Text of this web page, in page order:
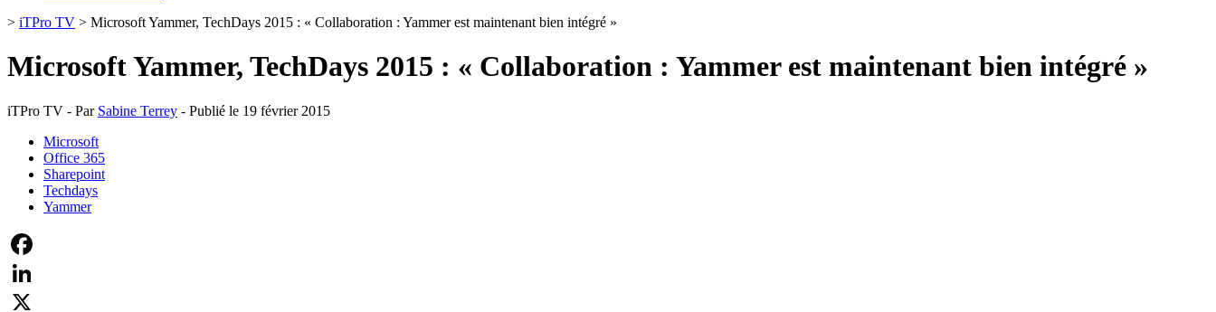
> iTPro TV > Microsoft Yammer, TechDays 2015 : « Collaboration : Yammer est maintenant bien intégré »
Microsoft Yammer, TechDays 2015 : « Collaboration : Yammer est maintenant bien intégré »
iTPro TV - Par Sabine Terrey - Publié le 19 février 2015
Microsoft
Office 365
Sharepoint
Techdays
Yammer
Facebook
LinkedIn